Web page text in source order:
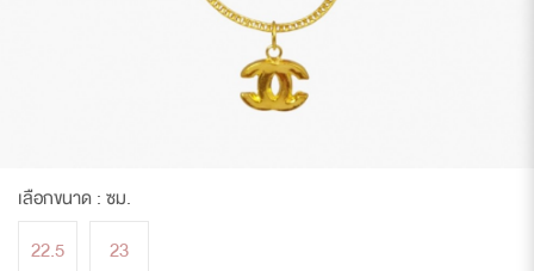
เลือกขนาด : ซม.
22.5
23